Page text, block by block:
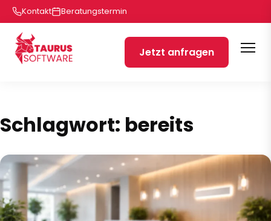
Kontakt Beratungstermin
Jetzt anfragen
Schlagwort: bereits